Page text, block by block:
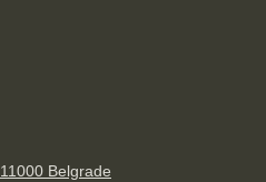
11000 Belgrade